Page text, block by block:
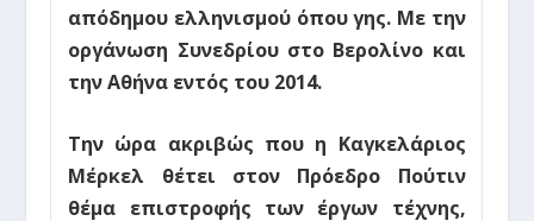
απόδημου ελληνισμούόπου γης. Με την
οργάνωση Συνεδρίου στο Βερολίνο και
την Αθήνα εντός του 2014.
Την ώρα ακριβώς που η Καγκελάριος
Μέρκελ θέτει στον Πρόεδρο Πούτιν
θέμα επιστροφής των έργων τέχνης,